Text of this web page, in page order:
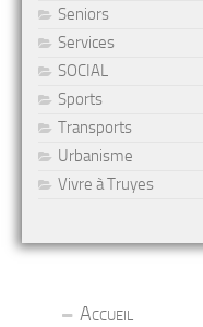
Seniors
Services
SOCIAL
Sports
Transports
Urbanisme
Vivre à Truyes
Accueil